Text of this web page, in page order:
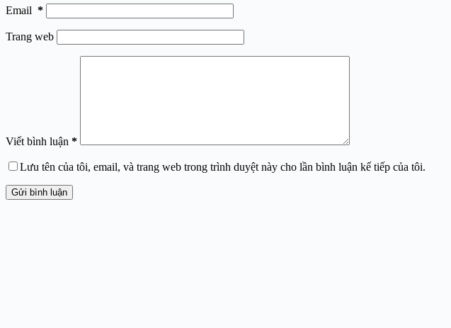
Email *
Trang web
Viết bình luận *
Lưu tên của tôi, email, và trang web trong trình duyệt này cho lần bình luận kế tiếp của tôi.
Gửi bình luận